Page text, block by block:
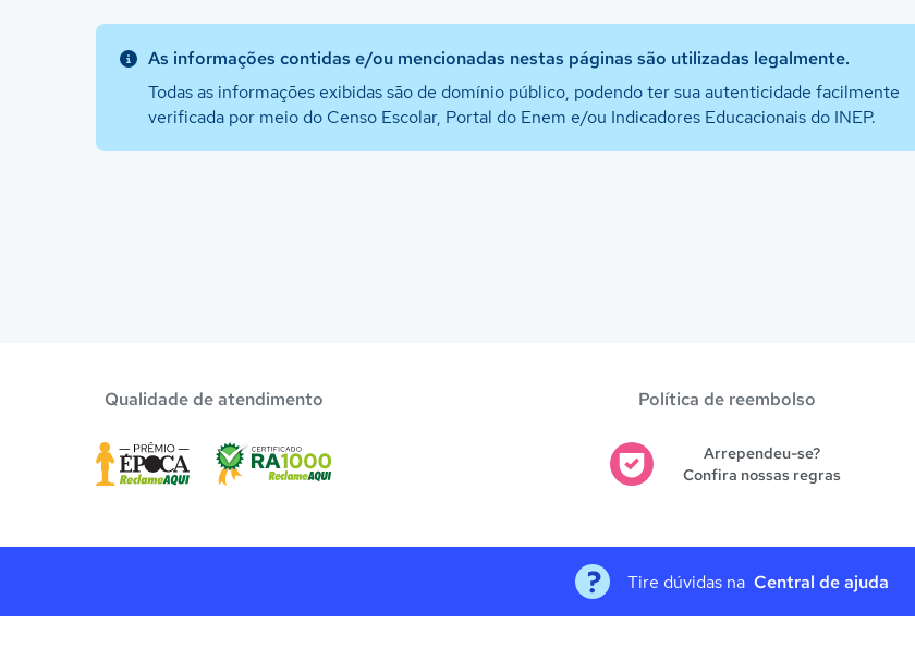
As informações contidas e/ou mencionadas nestas páginas são utilizadas legalmente.
Todas as informações exibidas são de domínio público, podendo ter sua autenticidade facilmente
verificada por meio do Censo Escolar, Portal do Enem e/ou Indicadores Educacionais do INEP.
Qualidade de atendimento Política de reembolso
Arrependeu-se?
Confira nossas regras
Tire dúvidas na Central de ajuda